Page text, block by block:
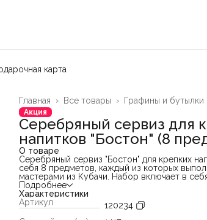
карта
Графины и бутылки
Все товары ›
Главная ›
Акция
Серебряный сервиз для
напитков "Бостон" (8
О товаре
Серебряный сервиз "Бостон" для крепких
себя 8 предметов, каждый из которых
мастерами из Кубачи. Набор включает в
каждая, они отлично подойдут для водки,
также графин объемом 1,3 литра и поднос,
сервировки стола.
Каждый из предметов сервиза украшен
Подробнее
Характеристики
Артикул
120234